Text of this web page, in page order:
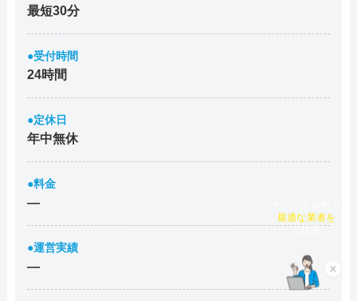
最短30分
●受付時間
24時間
●定休日
年中無休
●料金
―
●運営実績
― ×
最適な業者を